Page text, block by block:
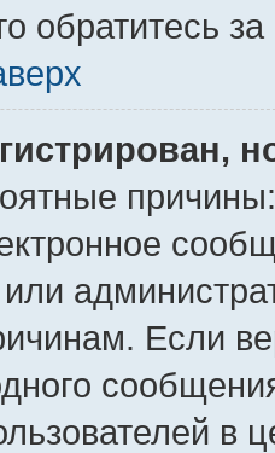
обратитесь
или
Если
в